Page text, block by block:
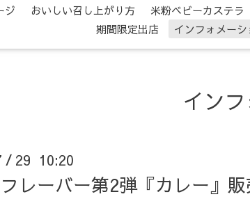
ジ おいしい召し上がり方 米粉ベビーカステラ
期間限定出店
インフォメーシ
イン
/ 29 10:20
レーバー第2弾『カレー』